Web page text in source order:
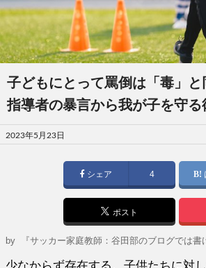
子どもにとって罵倒は「毒」
指導者の暴言から我が子を守る
投
稿
2023年5月23日
シェア 4
ポスト
by 『サッカー家庭教師：谷田部のブログでは書
少なからず存在する、子供たちに対